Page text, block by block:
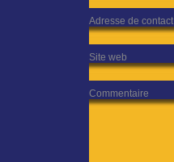
Adresse de contact
Site web
Commentaire